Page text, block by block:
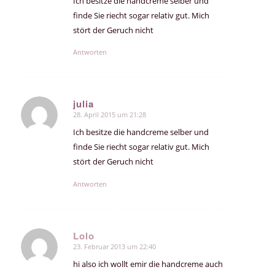
finde Sie riecht sogar relativ gut. Mich
stört der Geruch nicht
Antworten
julia
sagte:
28. April 2015 um 21:28
Ich besitze die handcreme selber und
finde Sie riecht sogar relativ gut. Mich
stört der Geruch nicht
Antworten
Lolo
sagte:
23. Februar 2013 um 22:40
hi also ich wollt emir die handcreme auch